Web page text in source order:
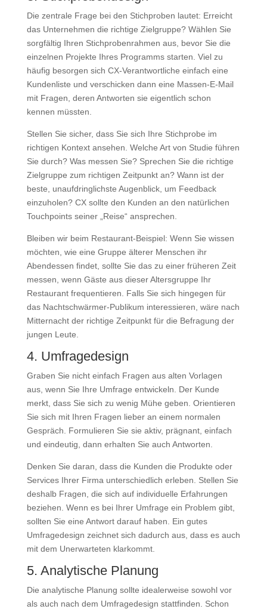
Die zentrale Frage bei den Stichproben lautet: Erreicht
das Unternehmen die richtige Zielgruppe? Wählen Sie
sorgfältig Ihren Stichprobenrahmen aus, bevor Sie die
einzelnen Projekte Ihres Programms starten. Viel zu
häufig besorgen sich CX-Verantwortliche einfach eine
Kundenliste und verschicken dann eine Massen-E-Mail
mit Fragen, deren Antworten sie eigentlich schon
kennen müssten.
Stellen Sie sicher, dass Sie sich Ihre Stichprobe im
richtigen Kontext ansehen. Welche Art von Studie führen
Sie durch? Was messen Sie? Sprechen Sie die richtige
Zielgruppe zum richtigen Zeitpunkt an? Wann ist der
beste, unaufdringlichste Augenblick, um Feedback
einzuholen? CX sollte den Kunden an den natürlichen
Touchpoints seiner „Reise“ ansprechen.
Bleiben wir beim Restaurant-Beispiel: Wenn Sie wissen
möchten, wie eine Gruppe älterer Menschen ihr
Abendessen findet, sollte Sie das zu einer früheren Zeit
messen, wenn Gäste aus dieser Altersgruppe Ihr
Restaurant frequentieren. Falls Sie sich hingegen für
das Nachtschwärmer-Publikum interessieren, wäre nach
Mitternacht der richtige Zeitpunkt für die Befragung der
jungen Leute.
4. Umfragedesign
Graben Sie nicht einfach Fragen aus alten Vorlagen
aus, wenn Sie Ihre Umfrage entwickeln. Der Kunde
merkt, dass Sie sich zu wenig Mühe geben. Orientieren
Sie sich mit Ihren Fragen lieber an einem normalen
Gespräch. Formulieren Sie sie aktiv, prägnant, einfach
und eindeutig, dann erhalten Sie auch Antworten.
Denken Sie daran, dass die Kunden die Produkte oder
Services Ihrer Firma unterschiedlich erleben. Stellen Sie
deshalb Fragen, die sich auf individuelle Erfahrungen
beziehen. Wenn es bei Ihrer Umfrage ein Problem gibt,
sollten Sie eine Antwort darauf haben. Ein gutes
Umfragedesign zeichnet sich dadurch aus, dass es auch
mit dem Unerwarteten klarkommt.
5. Analytische Planung
Die analytische Planung sollte idealerweise sowohl vor
als auch nach dem Umfragedesign stattfinden. Schon